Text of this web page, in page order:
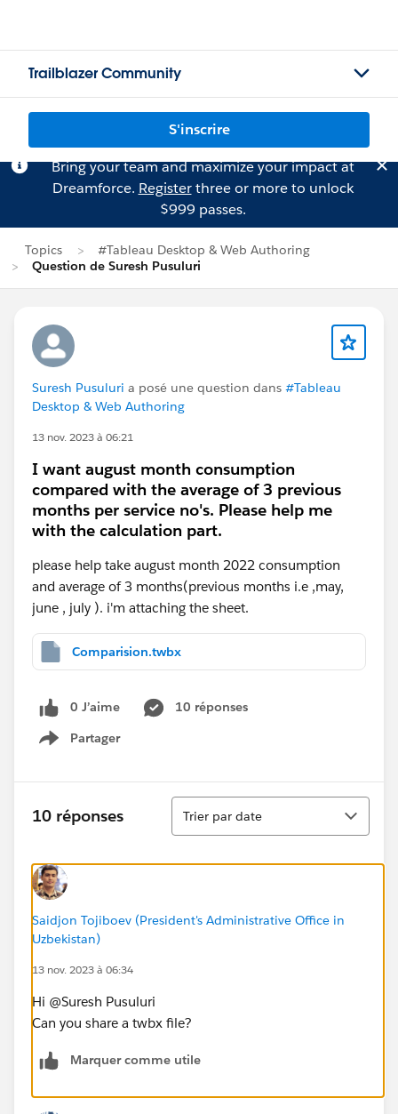
Trailblazer Community
S'inscrire
Bring your team and maximize your impact at
Dreamforce. Registerthree or more to unlock
$999 passes.
Topics
#Tableau Desktop & Web Authoring
Question de Suresh Pusuluri
Suresh Pusuluri a posé une question dans #Tableau
Desktop & Web Authoring
13 nov. 2023 à 06:21
I want august month consumption
compared with the average of 3 previous
months per service no's. Please help me
with the calculation part.
please help take august month 2022 consumption
and average of 3 months(previous months i.e ,may,
june , july ). i'm attaching the sheet.
Comparision.twbx
0 J’aime
10 réponses
Partager
Show menu
10 réponses
Tri
Trier par date
Saidjon Tojiboev (President's Administrative Office in
Uzbekistan)
13 nov. 2023 à 06:34
Hi @Suresh Pusuluri​
Can you share a twbx file?
Marquer comme utile